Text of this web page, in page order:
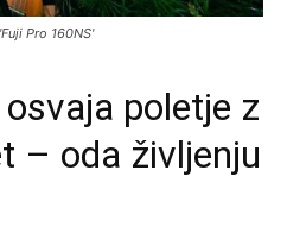
Pro 160NS'
poletje z
– oda življenju